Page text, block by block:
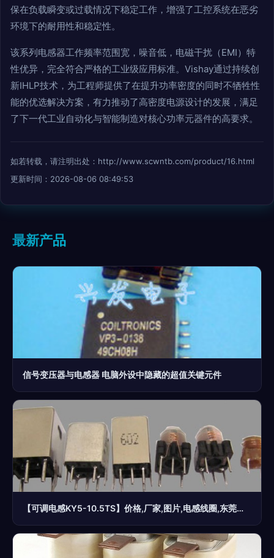
保在负载瞬变或过载情况下稳定工作，增强了工控系统在恶劣
环境下的耐用性和稳定性。
该系列电感器工作频率范围宽，噪音低，电磁干扰（EMI）特
性优异，完全符合严格的工业级应用标准。Vishay通过持续创
新IHLP技术，为工程师提供了在提升功率密度的同时不牺牲性
能的优选解决方案，有力推动了高密度电源设计的发展，满足
了下一代工业自动化与智能制造对核心功率元器件的高要求。
如若转载，请注明出处：http://www.scwntb.com/product/16.html
更新时间：2026-08-06 08:49:53
最新产品
信号变压器与电感器 电脑外设中隐藏的超值关键元件
【可调电感KY5-10.5TS】价格,厂家,图片,电感线圈,东莞市史瑞美电子科技-